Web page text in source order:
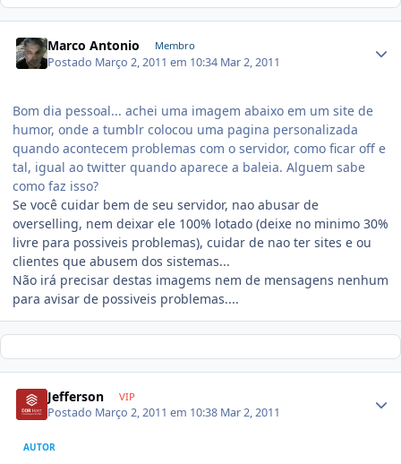
Marco Antonio Membro
Postado Março 2, 2011 em 10:34 Mar 2, 2011
Bom dia pessoal... achei uma imagem abaixo em um site de
humor, onde a tumblr colocou uma pagina personalizada
quando acontecem problemas com o servidor, como ficar off e
tal, igual ao twitter quando aparece a baleia. Alguem sabe
como faz isso?
Se você cuidar bem de seu servidor, nao abusar de
overselling, nem deixar ele 100% lotado (deixe no minimo 30%
livre para possiveis problemas), cuidar de nao ter sites e ou
clientes que abusem dos sistemas...
Não irá precisar destas imagems nem de mensagens nenhum
para avisar de possiveis problemas....
Jefferson VIP
Postado Março 2, 2011 em 10:38 Mar 2, 2011
AUTOR